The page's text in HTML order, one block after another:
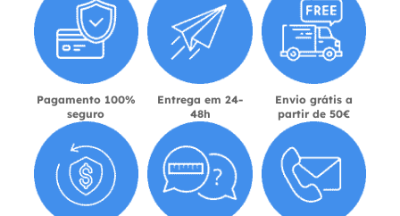
Pagamento 100%
seguro
Entrega em 24-
48h
Envio grátis a
partir de 50€